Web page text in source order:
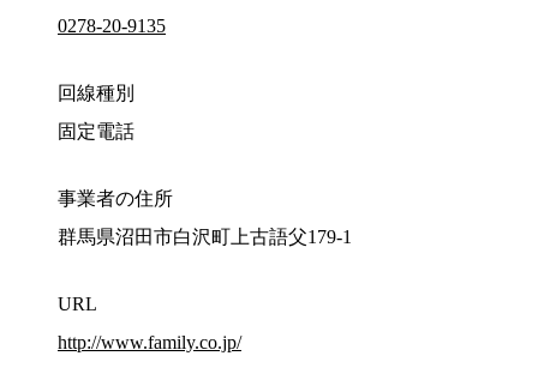
0278-20-9135
回線種別
固定電話
事業者の住所
群馬県沼田市白沢町上古語父179-1
URL
http://www.family.co.jp/